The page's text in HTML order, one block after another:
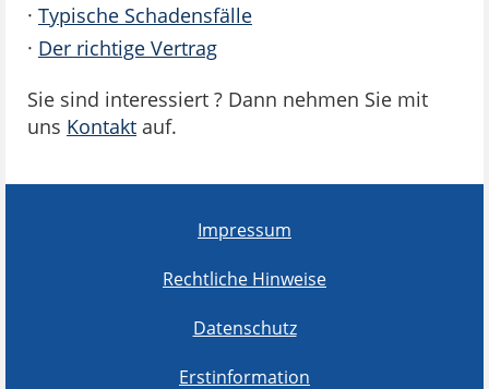
· Typische Schadensfälle
· Der richtige Vertrag
Sie sind interessiert ? Dann nehmen Sie mit
uns Kontakt auf.
Impressum
Rechtliche Hinweise
Datenschutz
Erstinformation